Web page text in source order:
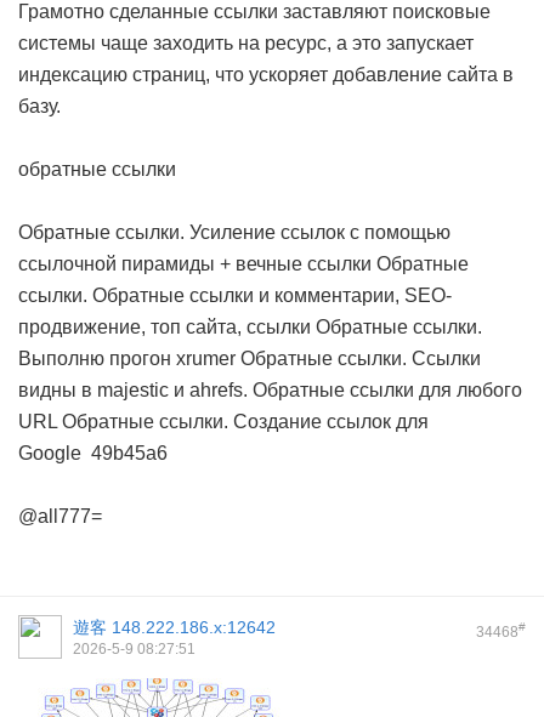
Грамотно сделанные ссылки заставляют поисковые
системы чаще заходить на ресурс, а это запускает
индексацию страниц, что ускоряет добавление сайта в
базу.
обратные ссылки
Обратные ссылки. Усиление ссылок с помощью
ссылочной пирамиды + вечные ссылки Обратные
ссылки. Обратные ссылки и комментарии, SEO-
продвижение, топ сайта, ссылки Обратные ссылки.
Выполню прогон xrumer Обратные ссылки. Cсылки
видны в majestic и ahrefs. Обратные ссылки для любого
URL Обратные ссылки. Создание ссылок для
Google 49b45a6
@all777=
34468#
遊客 148.222.186.x:12642
2026-5-9 08:27:51